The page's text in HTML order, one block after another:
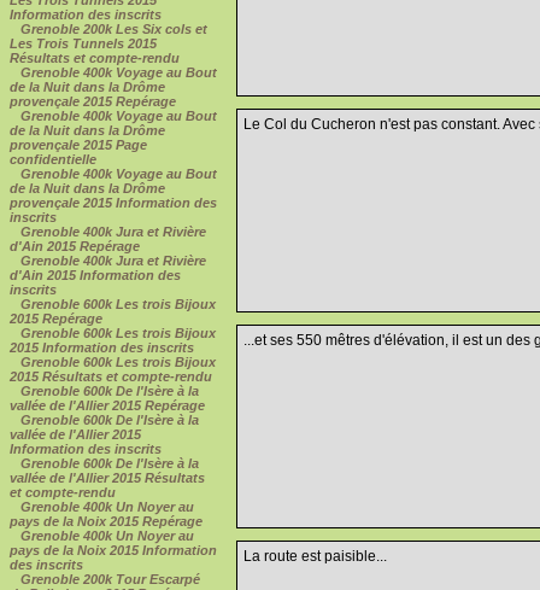
Information des inscrits
Grenoble 200k Les Six cols et
Les Trois Tunnels 2015
Résultats et compte-rendu
Grenoble 400k Voyage au Bout
de la Nuit dans la Drôme
provençale 2015 Repérage
Grenoble 400k Voyage au Bout
de la Nuit dans la Drôme
provençale 2015 Page
confidentielle
Grenoble 400k Voyage au Bout
de la Nuit dans la Drôme
provençale 2015 Information des
inscrits
Grenoble 400k Jura et Rivière
d'Ain 2015 Repérage
Grenoble 400k Jura et Rivière
d'Ain 2015 Information des
inscrits
Grenoble 600k Les trois Bijoux
2015 Repérage
Grenoble 600k Les trois Bijoux
2015 Information des inscrits
Grenoble 600k Les trois Bijoux
2015 Résultats et compte-rendu
Grenoble 600k De l'Isère à la
vallée de l'Allier 2015 Repérage
Grenoble 600k De l'Isère à la
vallée de l'Allier 2015
Information des inscrits
Grenoble 600k De l'Isère à la
vallée de l'Allier 2015 Résultats
et compte-rendu
Grenoble 400k Un Noyer au
pays de la Noix 2015 Repérage
Grenoble 400k Un Noyer au
pays de la Noix 2015 Information
des inscrits
Grenoble 200k Tour Escarpé
Le Col du Cucheron n'est pas constant.
...et ses 550 mêtres d'élévation, il est un
La route est paisible...